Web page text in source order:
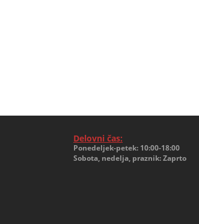
Delovni čas:
Ponedeljek-petek: 10:00-18:00
Sobota, nedelja, praznik: Zaprto